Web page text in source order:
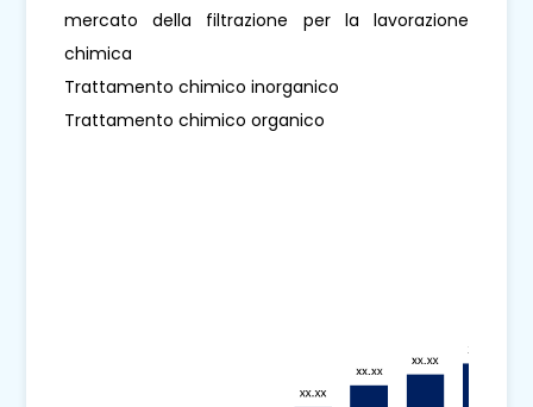
mercato della filtrazione per la lavorazione
chimica
Trattamento chimico inorganico
Trattamento chimico organico